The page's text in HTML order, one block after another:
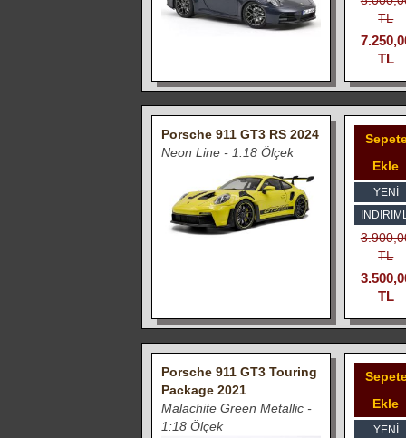
TL
TL
Porsche 911 GT3 RS 2024
Neon Line - 1:18 Ölçek
Ekle
YENİ
TL
TL
Porsche 911 GT3 Touring
Package 2021
Malachite Green Metallic -
1:18 Ölçek
Ekle
YENİ